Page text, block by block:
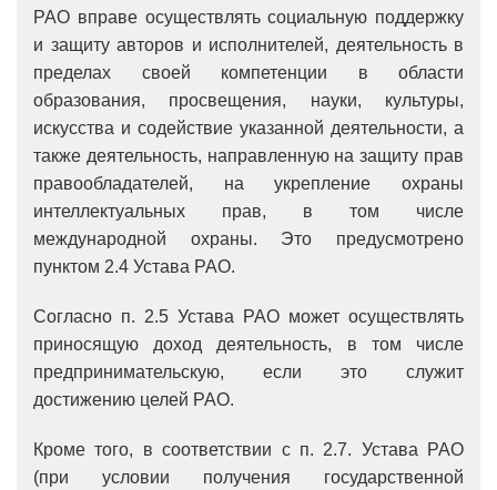
РАО вправе осуществлять социальную поддержку
и защиту авторов и исполнителей, деятельность в
пределах своей компетенции в области
образования, просвещения, науки, культуры,
искусства и содействие указанной деятельности, а
также деятельность, направленную на защиту прав
правообладателей, на укрепление охраны
интеллектуальных прав, в том числе
международной охраны. Это предусмотрено
пунктом 2.4 Устава РАО.
Согласно п. 2.5 Устава РАО может осуществлять
приносящую доход деятельность, в том числе
предпринимательскую, если это служит
достижению целей РАО.
Кроме того, в соответствии с п. 2.7. Устава РАО
(при условии получения государственной